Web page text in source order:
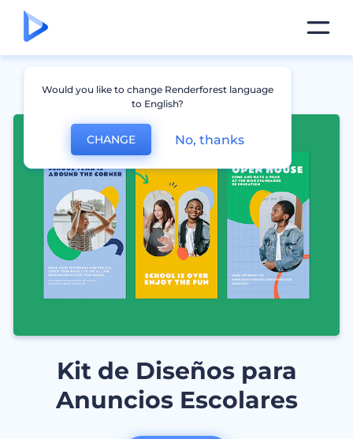
Kit de Diseños para
Anuncios Escolares
Would you like to change Renderforest language
to English?
CHANGE No, thanks